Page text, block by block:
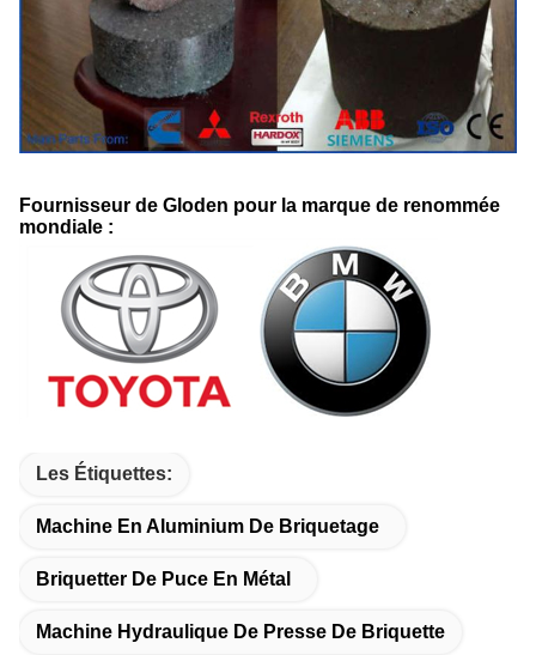
Fournisseur de Gloden pour la marque de renommée
mondiale :
Les Étiquettes:
Machine En Aluminium De Briquetage
Briquetter De Puce En Métal
Machine Hydraulique De Presse De Briquette